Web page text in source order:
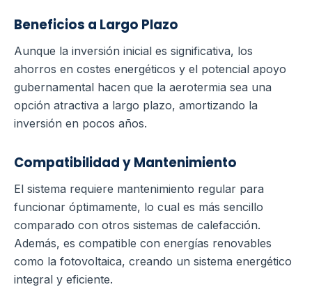
Beneficios a Largo Plazo
Aunque la inversión inicial es significativa, los
ahorros en costes energéticos y el potencial apoyo
gubernamental hacen que la aerotermia sea una
opción atractiva a largo plazo, amortizando la
inversión en pocos años.
Compatibilidad y Mantenimiento
El sistema requiere mantenimiento regular para
funcionar óptimamente, lo cual es más sencillo
comparado con otros sistemas de calefacción.
Además, es compatible con energías renovables
como la fotovoltaica, creando un sistema energético
integral y eficiente.